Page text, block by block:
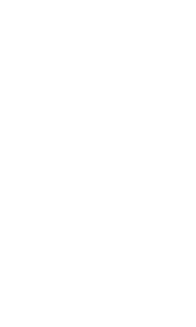
La vista oral
declaren tres
fútbol femenino
prensa de la
El martes, el
vicesecretario
Comunicación
de la RFEF,
psicólogo de la